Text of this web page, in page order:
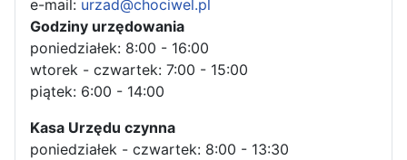
e-mail: urzad@chociwel.pl
Godziny urzędowania
poniedziałek: 8:00 - 16:00
wtorek - czwartek: 7:00 - 15:00
piątek: 6:00 - 14:00
Kasa Urzędu czynna
poniedziałek - czwartek: 8:00 - 13:30